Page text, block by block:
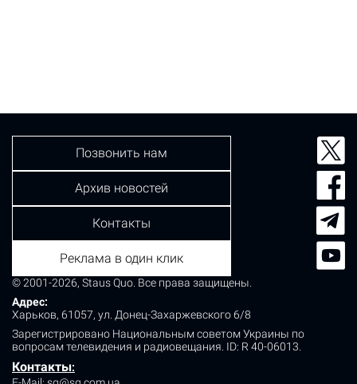
© 2001-2026, Staus Quo. Все права защищены.
Адрес:
Харьков, 61057, ул. Донец-Захаржевского 6/8
Зарегистрировано Национальным советом Украины по
вопросам телевидения и радиовещания. ID: R 40-06013.
Контакты:
Позвонить нам
Архив новостей
Контакты
Реклама в один клик